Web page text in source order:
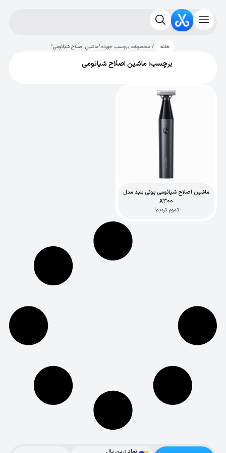
خانه / محصولات برچسب خورده “ماشین اصلاح شیائومی”
برچسب: ماشین اصلاح شیائومی
ماشین اصلاح شیائومی یونی بلید مدل
X300
تموم کردیم!